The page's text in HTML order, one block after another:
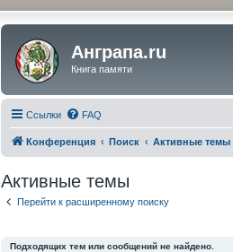
Анграпа.ru
Книга памяти
Ссылки FAQ
Конференция Поиск Активные темы
Активные темы
Перейти к расширенному поиску
Подходящих тем или сообщений не найдено.